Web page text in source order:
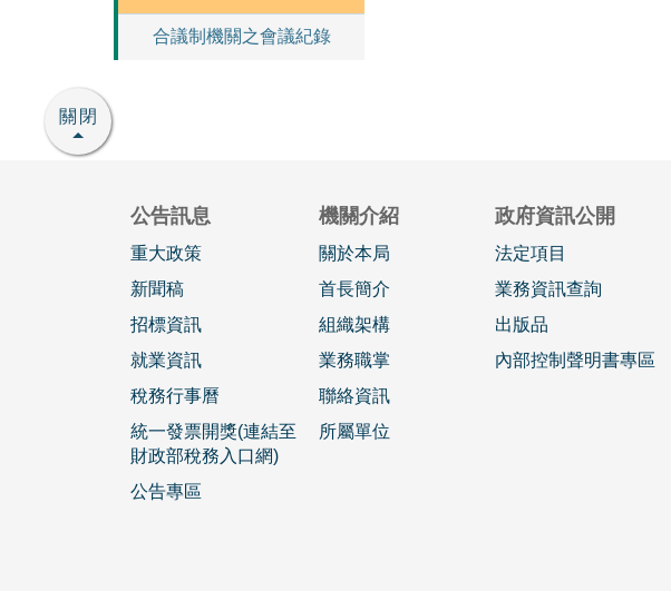
合議制機關之會議紀錄
關閉
公告訊息
重大政策
新聞稿
招標資訊
就業資訊
稅務行事曆
統一發票開獎(連結至
財政部稅務入口網)
公告專區
機關介紹
關於本局
首長簡介
組織架構
業務職掌
聯絡資訊
所屬單位
政府資訊公開
法定項目
業務資訊查詢
出版品
內部控制聲明書專區